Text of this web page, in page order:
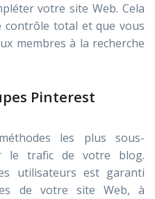
votre site Web. Cela
contrôle total et que vous
membres à la recherche
Pinterest
les plus sous-
le trafic de votre blog.
utilisateurs est garanti
de votre site Web, à